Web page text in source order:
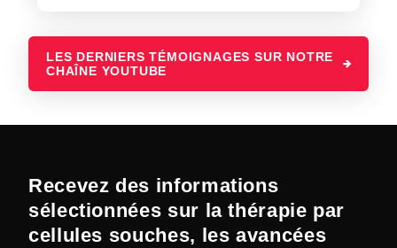
LES DERNIERS TÉMOIGNAGES SUR NOTRE
CHAÎNE YOUTUBE
Recevez des informations
sélectionnées sur la thérapie par
cellules souches, les avancées